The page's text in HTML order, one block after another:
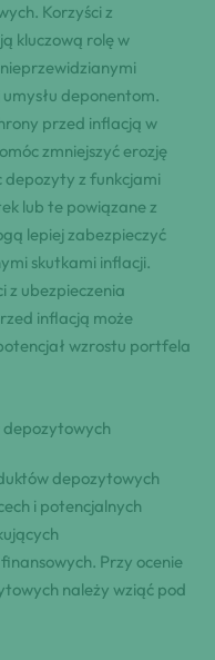
Korzyści z
kluczową rolę w
deponentom.
przed inflacją w
zmniejszyć erozję
depozyty z funkcjami
lub te powiązane z
lepiej zabezpieczyć
skutkami inflacji.
z ubezpieczenia
inflacją może
wzrostu portfela
depozytowych
depozytowych
i potencjalnych
Przy ocenie
należy wziąć pod